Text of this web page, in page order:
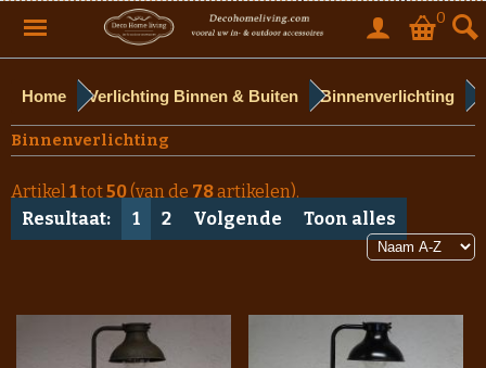
0
Home Verlichting Binnen & Buiten Binnenverlichting
Binnenverlichting
Artikel1tot50(van de 78artikelen).
Resultaat:
1 2 Volgende Toon alles